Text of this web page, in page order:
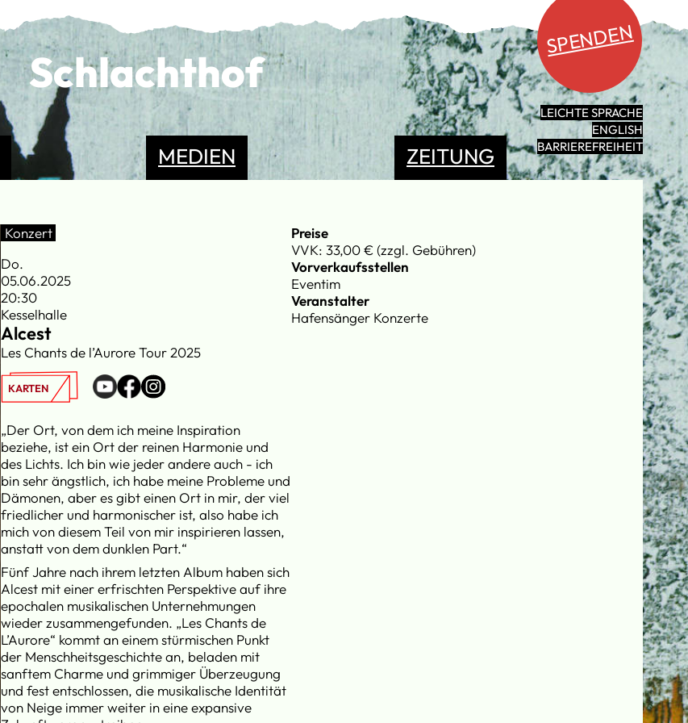
Schlachthof
SPENDEN
LEICHTE SPRACHE
ENGLISH
BARRIEREFREIHEIT
MEDIEN ZEITUNG
Konzert
Do.
05.06.2025
20:30
Kesselhalle
Alcest
Les Chants de l’Aurore Tour 2025
KARTEN
„Der Ort, von dem ich meine Inspiration
beziehe, ist ein Ort der reinen Harmonie und
des Lichts. Ich bin wie jeder andere auch - ich
bin sehr ängstlich, ich habe meine Probleme und
Dämonen, aber es gibt einen Ort in mir, der viel
friedlicher und harmonischer ist, also habe ich
mich von diesem Teil von mir inspirieren lassen,
anstatt von dem dunklen Part.“
Fünf Jahre nach ihrem letzten Album haben sich
Alcest mit einer erfrischten Perspektive auf ihre
epochalen musikalischen Unternehmungen
wieder zusammengefunden. „Les Chants de
L’Aurore“ kommt an einem stürmischen Punkt
der Menschheitsgeschichte an, beladen mit
sanftem Charme und grimmiger Überzeugung
und fest entschlossen, die musikalische Identität
von Neige immer weiter in eine expansive
Preise
VVK: 33,00 € (zzgl. Gebühren)
Vorverkaufsstellen
Eventim
Veranstalter
Hafensänger Konzerte